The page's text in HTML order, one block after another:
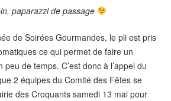
paparazzi de passage
de Soirées Gourmandes, le pli est pris
ce qui permet de faire un
de temps. C’est donc à l’appel du
2 équipes du Comité des Fêtes se
des Croquants samedi 13 mai pour